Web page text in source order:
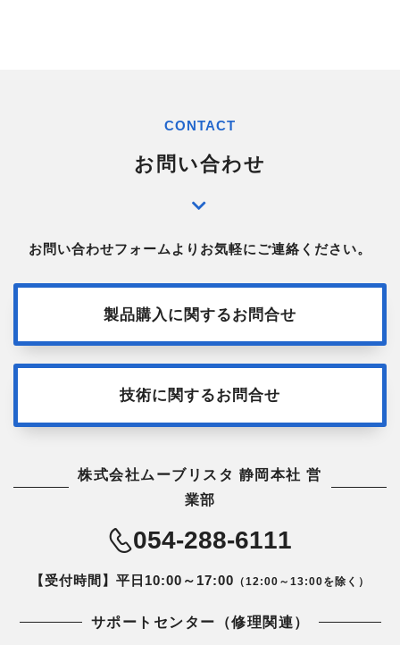
CONTACT
お問い合わせ
お問い合わせフォームよりお気軽にご連絡ください。
製品購入に関するお問合せ
技術に関するお問合せ
株式会社ムーブリスタ 静岡本社 営
業部
054-288-6111
【受付時間】平日10:00～17:00 （12:00～13:00を除く）
サポートセンター（修理関連）